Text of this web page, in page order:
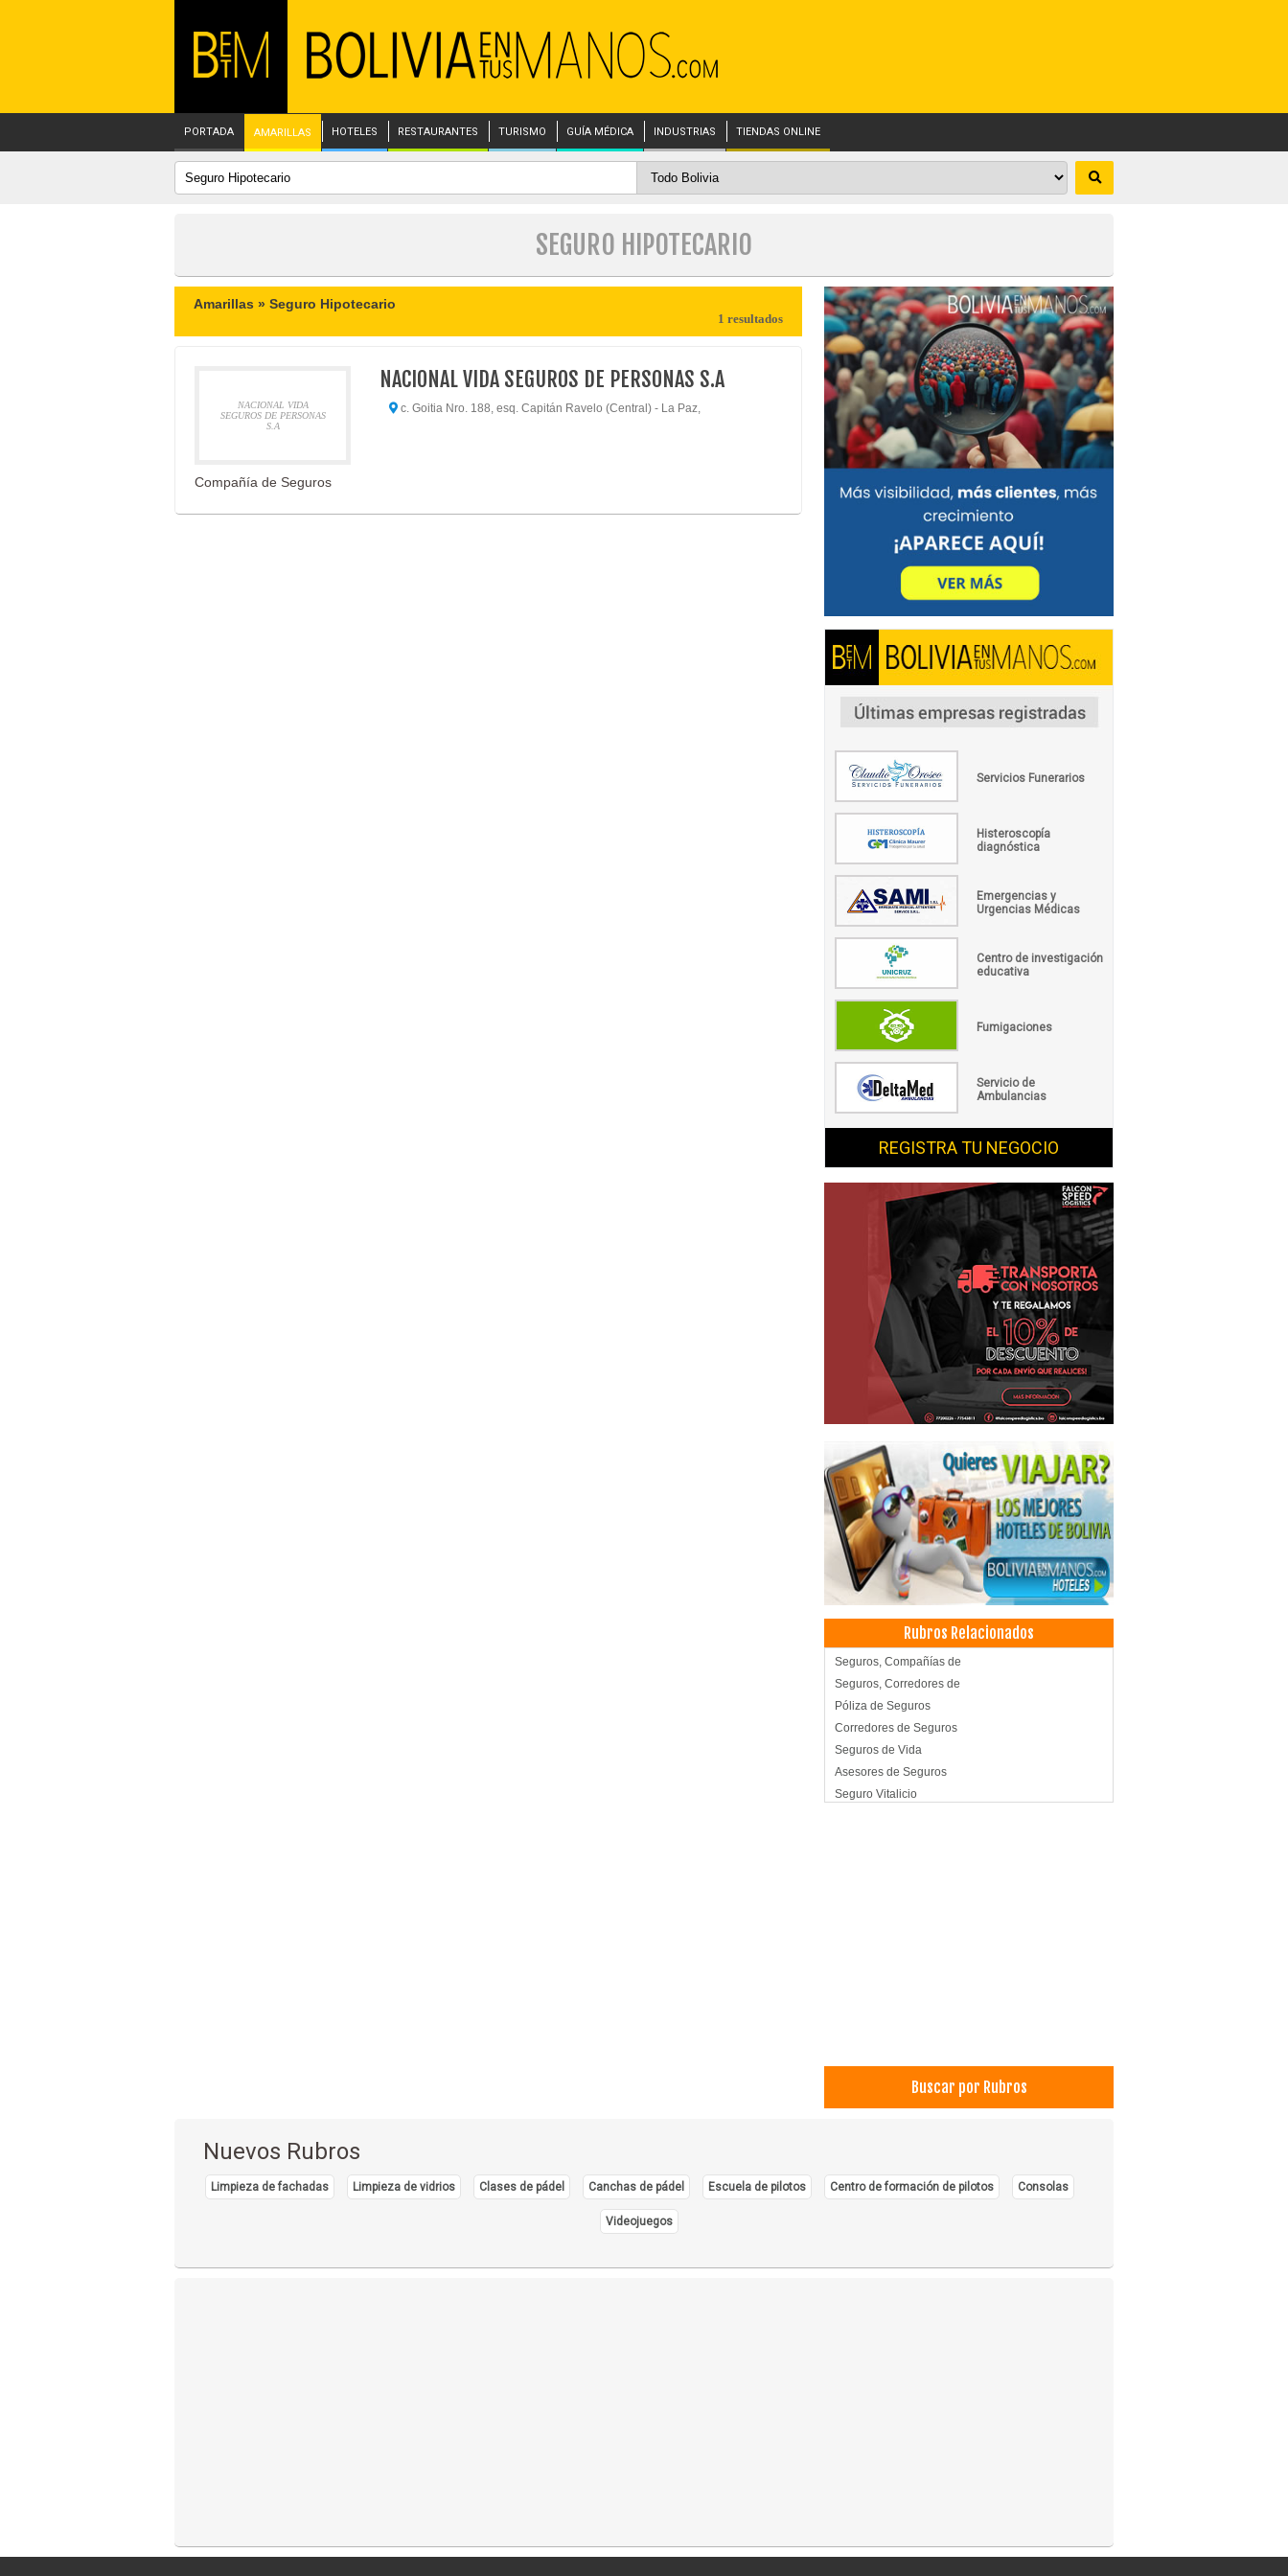
PORTADA AMARILLAS HOTELES RESTAURANTES TURISMO GUÍA MÉDICA INDUSTRIAS TIENDAS ONLINE
SEGURO HIPOTECARIO
Amarillas » Seguro Hipotecario
1 resultados
NACIONAL VIDA
SEGUROS DE PERSONAS
S.A
NACIONAL VIDA SEGUROS DE PERSONAS S.A
c. Goitia Nro. 188, esq. Capitán Ravelo (Central) - La Paz,
Compañía de Seguros
Servicios Funerarios
Histeroscopía
diagnóstica
Emergencias y
Urgencias Médicas
Centro de investigación
educativa
Fumigaciones
Servicio de
Ambulancias
REGISTRA TU NEGOCIO
Rubros Relacionados
Seguros, Compañías de
Seguros, Corredores de
Póliza de Seguros
Corredores de Seguros
Seguros de Vida
Asesores de Seguros
Seguro Vitalicio
Buscar por Rubros
Nuevos Rubros
Limpieza de fachadas Limpieza de vidrios Clases de pádel Canchas de pádel Escuela de pilotos Centro de formación de pilotos Consolas
Videojuegos